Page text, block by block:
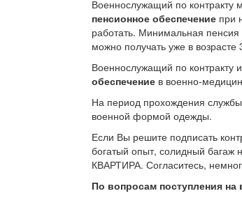
Военнослужащий по контракту
пенсионное обеспечение при
работать. Минимальная
можно получать уже в возрасте
Военнослужащий по контракту
обеспечение в военно-
На период прохождения
военной формой одежды.
Если Вы решите подписать
богатый опыт, солидный багаж
КВАРТИРА. Согласитесь,
По вопросам поступления